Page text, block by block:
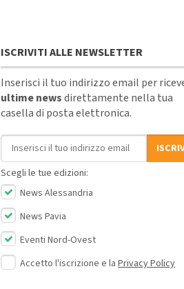
ISCRIVITI ALLE NEWSLETTER
Inserisci il tuo indirizzo email per
ultime newsdirettamente nella tua
casella di posta elettronica.
Indirizzo email
Scegli le tue edizioni:
News Alessandria
News Pavia
Eventi Nord-Ovest
Accetto l'iscrizione e la Privacy Policy